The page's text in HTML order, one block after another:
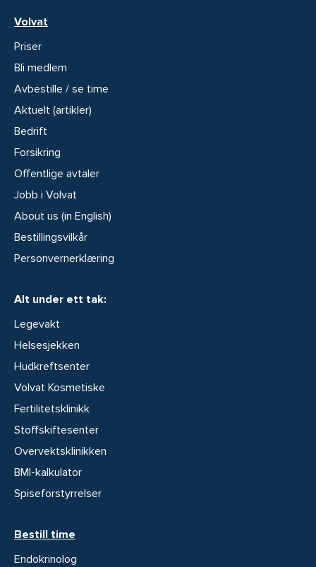
Volvat
Priser
Bli medlem
Avbestille / se time
Aktuelt (artikler)
Bedrift
Forsikring
Offentlige avtaler
Jobb i Volvat
About us (in English)
Bestillingsvilkår
Personvernerklæring
Alt under ett tak:
Legevakt
Helsesjekken
Hudkreftsenter
Volvat Kosmetiske
Fertilitetsklinikk
Stoffskiftesenter
Overvektsklinikken
BMI-kalkulator
Spiseforstyrrelser
Bestill time
Endokrinolog